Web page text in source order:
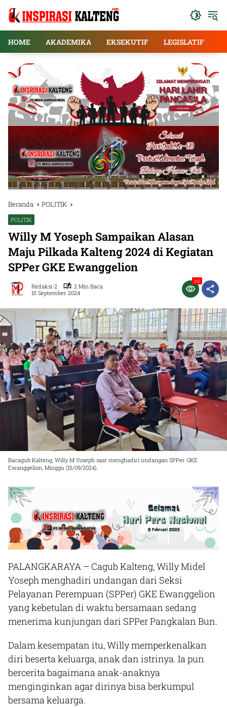
HOME
AKADEMIKA EKSEKUTIF LEGISLATIF
Beranda POLITIK
POLITIK
Willy M Yoseph Sampaikan Alasan
Maju Pilkada Kalteng 2024 di Kegiatan
SPPer GKE Ewanggelion
Redaksi-2
2 Min Baca
15 September 2024
341
Bacagub Kalteng, Willy M Yoseph saat menghadiri undangan SPPer GKE
Ewanggelion, Minggu (15/09/2024).
PALANGKARAYA – Cagub Kalteng, Willy Midel
Yoseph menghadiri undangan dari Seksi
Pelayanan Perempuan (SPPer) GKE Ewanggelion
yang kebetulan di waktu bersamaan sedang
menerima kunjungan dari SPPer Pangkalan Bun.
Dalam kesempatan itu, Willy memperkenalkan
diri beserta keluarga, anak dan istrinya. Ia pun
bercerita bagaimana anak-anaknya
menginginkan agar dirinya bisa berkumpul
bersama keluarga.